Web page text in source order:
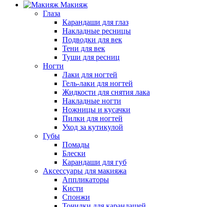
Макияж
Глаза
Карандаши для глаз
Накладные ресницы
Подводки для век
Тени для век
Туши для ресниц
Ногти
Лаки для ногтей
Гель-лаки для ногтей
Жидкости для снятия лака
Накладные ногти
Ножницы и кусачки
Пилки для ногтей
Уход за кутикулой
Губы
Помады
Блески
Карандаши для губ
Аксессуары для макияжа
Аппликаторы
Кисти
Спонжи